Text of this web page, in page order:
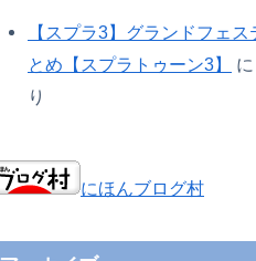
【スプラ3】グランドフェス
とめ【スプラトゥーン3】
に
り
にほんブログ村